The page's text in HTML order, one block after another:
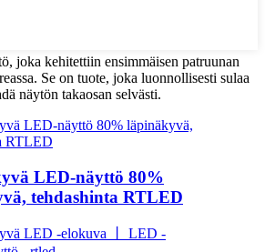
joka kehitettiin ensimmäisen patruunan
Se on tuote, joka luonnollisesti sulaa
näytön takaosan selvästi.
LED-näyttö 80%
tehdashinta RTLED